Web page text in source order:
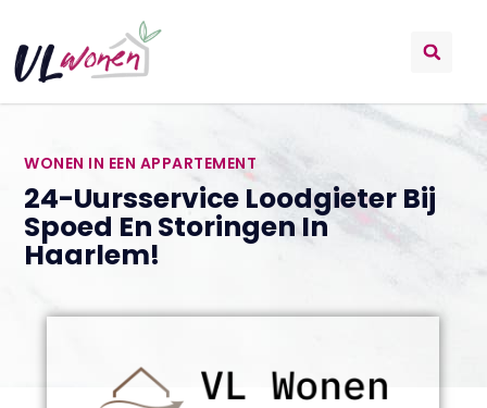
WONEN IN EEN APPARTEMENT
24-Uursservice Loodgieter Bij
Spoed En Storingen In
Haarlem!